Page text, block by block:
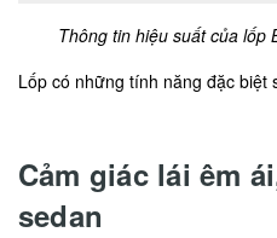
Thông tin hiệu suất của lốp
Lốp có những tính năng đặc biệt
Cảm giác lái êm
sedan